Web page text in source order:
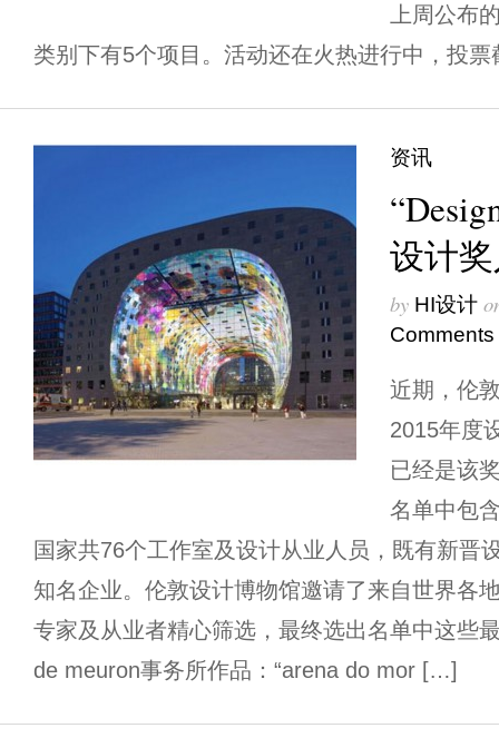
上周公布
类别下有5个项目。活动还在火热进行中，投
资讯
设计
by HI设计
Comments
近期，伦
2015年度
已经是该
名单中包
国家共76个工作室及设计从业人员，既有新晋
知名企业。伦敦设计博物馆邀请了来自世界各
专家及从业者精心筛选，最终选出名单中这些
de meuron事务所作品：“arena do mor […]